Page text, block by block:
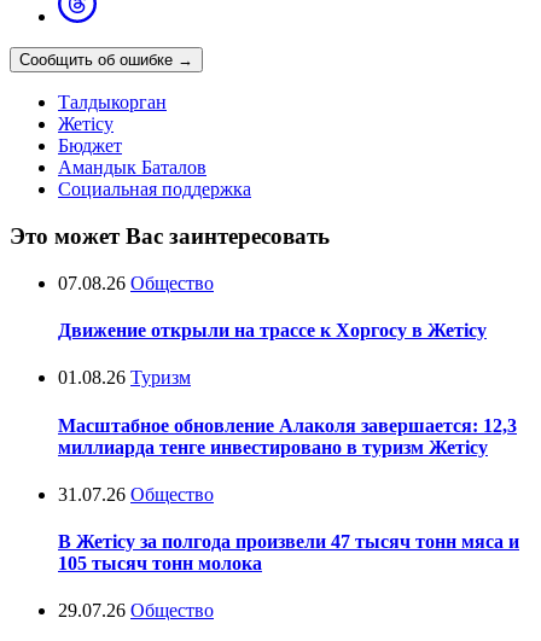
Сообщить об ошибке →
Талдыкорган
Жетісу
Бюджет
Амандык Баталов
Социальная поддержка
Это может Вас заинтересовать
07.08.26 Общество
Движение открыли на трассе к Хоргосу в Жетісу
01.08.26 Туризм
Масштабное обновление Алаколя завершается: 12,3
миллиарда тенге инвестировано в туризм Жетісу
31.07.26 Общество
В Жетісу за полгода произвели 47 тысяч тонн мяса и
105 тысяч тонн молока
29.07.26 Общество